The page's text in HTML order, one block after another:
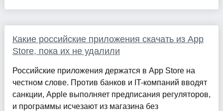
Какие российские приложения скачать из App
Store, пока их не удалили
Российские приложения держатся в App Store на
честном слове. Против банков и IT-компаний вводят
санкции, Apple выполняет предписания регуляторов,
и программы исчезают из магазина без